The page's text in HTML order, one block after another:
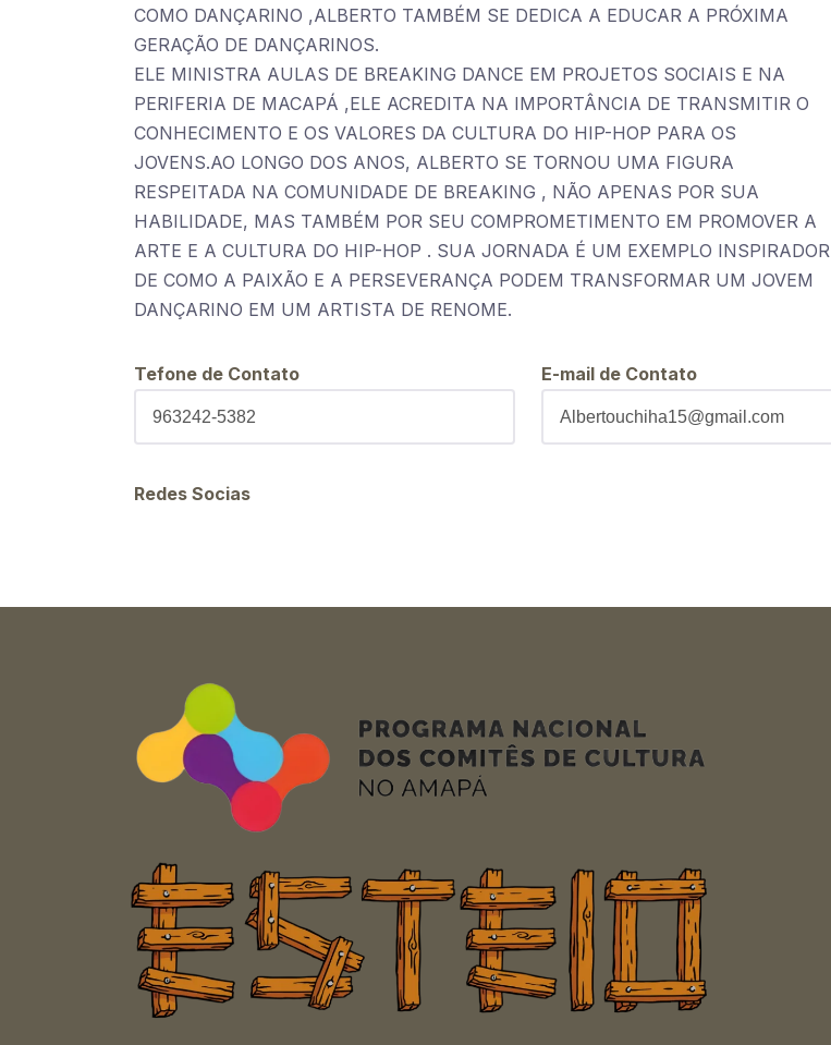
COMO DANÇARINO ,ALBERTO TAMBÉM SE DEDICA A EDUCAR A PRÓXIMA
GERAÇÃO DE DANÇARINOS.
ELE MINISTRA AULAS DE BREAKING DANCE EM PROJETOS SOCIAIS E NA
PERIFERIA DE MACAPÁ ,ELE ACREDITA NA IMPORTÂNCIA DE TRANSMITIR O
CONHECIMENTO E OS VALORES DA CULTURA DO HIP-HOP PARA OS
JOVENS.AO LONGO DOS ANOS, ALBERTO SE TORNOU UMA FIGURA
RESPEITADA NA COMUNIDADE DE BREAKING , NÃO APENAS POR SUA
HABILIDADE, MAS TAMBÉM POR SEU COMPROMETIMENTO EM PROMOVER A
ARTE E A CULTURA DO HIP-HOP . SUA JORNADA É UM EXEMPLO INSPIRADOR
DE COMO A PAIXÃO E A PERSEVERANÇA PODEM TRANSFORMAR UM JOVEM
DANÇARINO EM UM ARTISTA DE RENOME.
Tefone de Contato E-mail de Contato
Redes Socias